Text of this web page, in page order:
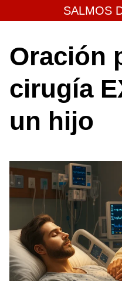
to
SALMOS
Oración
cirugía
un hijo